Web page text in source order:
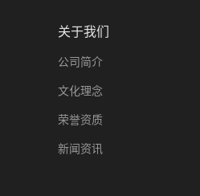
关于我们
公司简介
文化理念
荣誉资质
新闻资讯